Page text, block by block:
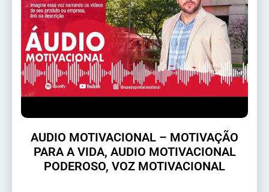
AUDIO MOTIVACIONAL – MOTIVAÇÃO
PARA A VIDA, AUDIO MOTIVACIONAL
PODEROSO, VOZ MOTIVACIONAL